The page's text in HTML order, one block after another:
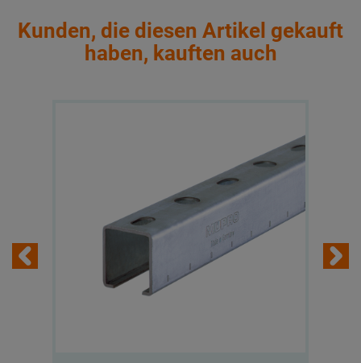
Kunden, die diesen Artikel gekauft
haben, kauften auch